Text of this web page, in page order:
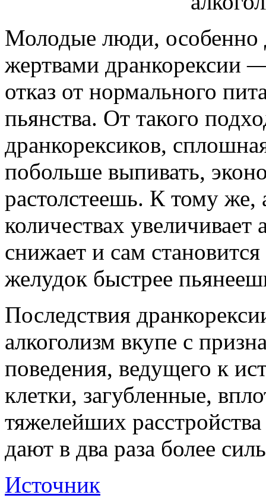
Молодые люди, особенно
жертвами дранкорексии
отказ от нормального
пьянства. От такого
дранкорексиков,
побольше выпивать,
растолстеешь. К тому же,
количествах
снижает и сам
желудок быстрее
Последствия
алкоголизм вкупе с
поведения, ведущего к
клетки, загубленные,
тяжелейших
дают в два раза более
Источник